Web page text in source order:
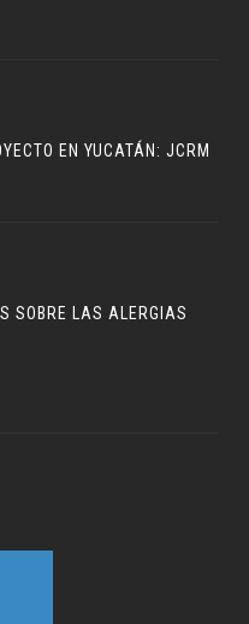
EN YUCATÁN: JCRM
SOBRE LAS ALERGIAS